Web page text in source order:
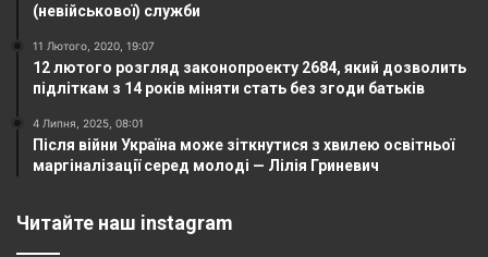
(невійськової) служби
11 Лютого, 2020, 19:07
12 лютого розгляд законопроекту 2684, який дозволить
підліткам з 14 років міняти стать без згоди батьків
4 Липня, 2025, 08:01
Після війни Україна може зіткнутися з хвилею освітньої
маргіналізації серед молоді — Лілія Гриневич
Читайте наш instagram